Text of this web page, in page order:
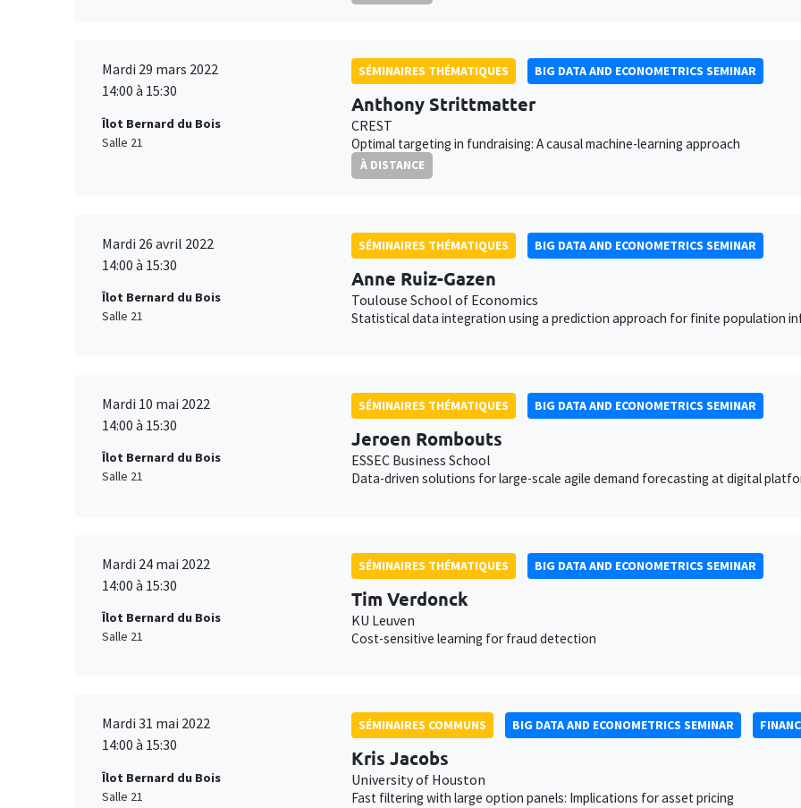
Mardi 29 mars 2022
14:00 à 15:30
Îlot Bernard du Bois
Salle 21
SÉMINAIRES THÉMATIQUES BIG DATA AND ECONOMETRICS SEMINAR
Anthony Strittmatter
CREST
Optimal targeting in fundraising: A causal machine-learning approach
À DISTANCE
Mardi 26 avril 2022
14:00 à 15:30
Îlot Bernard du Bois
Salle 21
SÉMINAIRES THÉMATIQUES BIG DATA AND ECONOMETRICS SEMINAR
Anne Ruiz-Gazen
Toulouse School of Economics
Statistical data integration using a prediction approach for finite population
Mardi 10 mai 2022
14:00 à 15:30
Îlot Bernard du Bois
Salle 21
SÉMINAIRES THÉMATIQUES BIG DATA AND ECONOMETRICS SEMINAR
Jeroen Rombouts
ESSEC Business School
Data-driven solutions for large-scale agile demand forecasting at digital
Mardi 24 mai 2022
14:00 à 15:30
Îlot Bernard du Bois
Salle 21
SÉMINAIRES THÉMATIQUES BIG DATA AND ECONOMETRICS SEMINAR
Tim Verdonck
KU Leuven
Cost-sensitive learning for fraud detection
Mardi 31 mai 2022
14:00 à 15:30
Îlot Bernard du Bois
Salle 21
SÉMINAIRES COMMUNS BIG DATA AND ECONOMETRICS SEMINAR
Kris Jacobs
University of Houston
Fast filtering with large option panels: Implications for asset pricing